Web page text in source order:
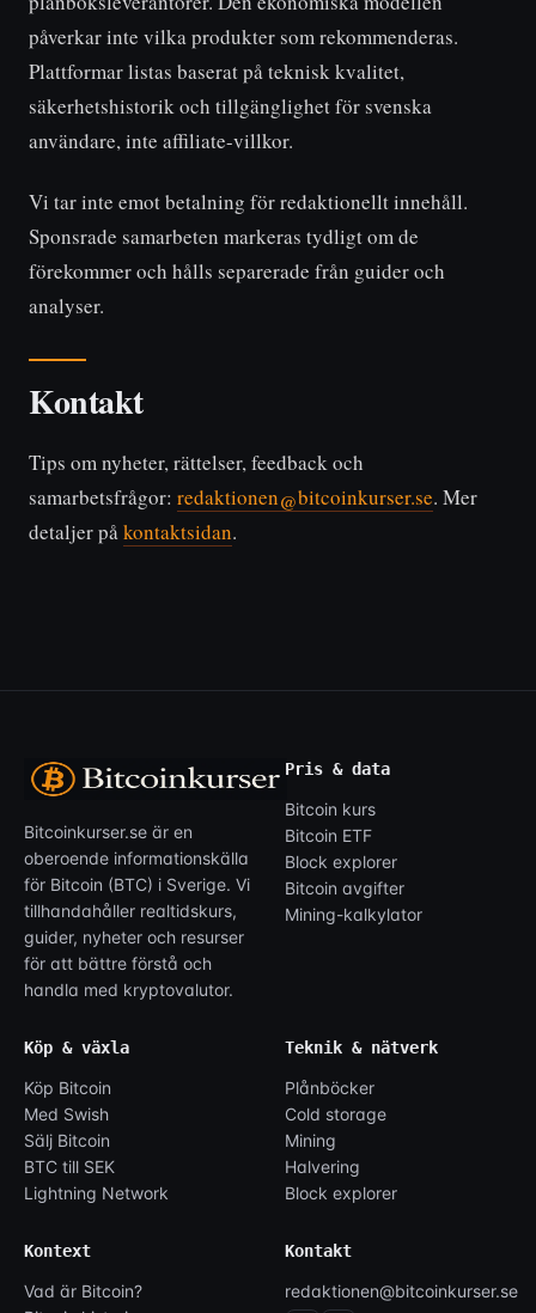
påverkar inte vilka produkter som rekommenderas.
Plattformar listas baserat på teknisk kvalitet,
säkerhetshistorik och tillgänglighet för svenska
användare, inte affiliate-villkor.
Vi tar inte emot betalning för redaktionellt innehåll.
Sponsrade samarbeten markeras tydligt om de
förekommer och hålls separerade från guider och
analyser.
Kontakt
Tips om nyheter, rättelser, feedback och
samarbetsfrågor: redaktionen@bitcoinkurser.se. Mer
detaljer påkontaktsidan.
Bitcoinkurser.se är en
oberoende informationskälla
för Bitcoin (BTC) i Sverige. Vi
tillhandahåller realtidskurs,
guider, nyheter och resurser
för att bättre förstå och
handla med kryptovalutor.
Pris & data
Bitcoin kurs
Bitcoin ETF
Block explorer
Bitcoin avgifter
Mining-kalkylator
Köp & växla
Köp Bitcoin
Med Swish
Sälj Bitcoin
BTC till SEK
Lightning Network
Teknik & nätverk
Plånböcker
Cold storage
Mining
Halvering
Block explorer
Kontext
Vad är Bitcoin?
Kontakt
redaktionen@bitcoinkurser.se